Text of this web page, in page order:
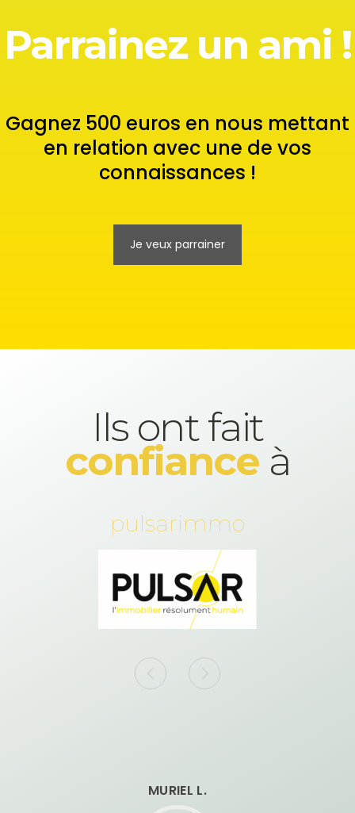
Parrainez un ami !
Gagnez 500 euros en nous mettant
en relation avec une de vos
connaissances !
Je veux parrainer
Ils ont fait
confiance à
pulsarimmo
MURIEL L.